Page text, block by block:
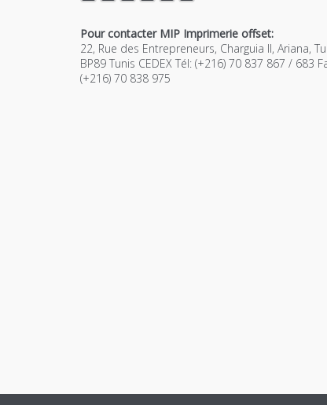
Pour contacter MIP Imprimerie offset:
22, Rue des Entrepreneurs, Charguia II, Ariana,
BP89 Tunis CEDEX Tél: (+216) 70 837 867 / 683
(+216) 70 838 975